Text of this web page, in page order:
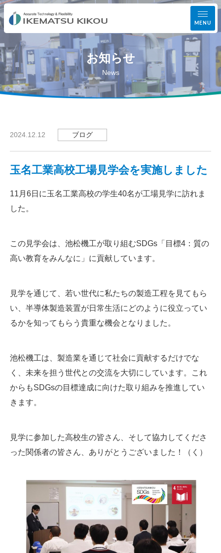
MENU
事業案内
設備紹介
お知らせ
: 096-293-7666
お知らせ
News
2024.12.12 ブログ
玉名工業高校工場見学会を実施しました
11月6日に玉名工業高校の学生40名が工場見学に訪れま
した。
この見学会は、池松機工が取り組むSDGs「目標4：質の
高い教育をみんなに」に貢献しています。
見学を通じて、若い世代に私たちの製造工程を見てもら
い、半導体製造装置が日常生活にどのように役立ってい
るかを知ってもらう貴重な機会となりました。
池松機工は、製造業を通じて社会に貢献するだけでな
く、未来を担う世代との交流を大切にしています。これ
からもSDGsの目標達成に向けた取り組みを推進してい
きます。
見学に参加した高校生の皆さん、そして協力してくださ
った関係者の皆さん、ありがとうございました！（く）